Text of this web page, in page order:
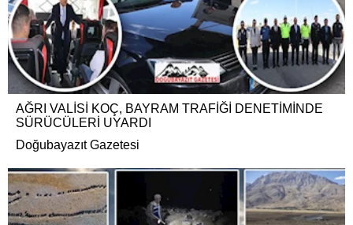
AĞRI VALİSİ KOÇ, BAYRAM TRAFİĞİ DENETİMİNDE
SÜRÜCÜLERİ UYARDI
Doğubayazıt Gazetesi